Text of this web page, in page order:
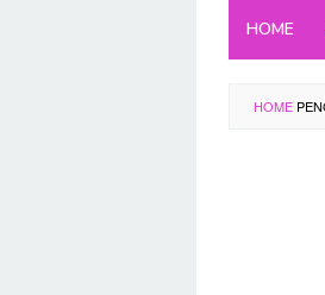
HOME
HOME